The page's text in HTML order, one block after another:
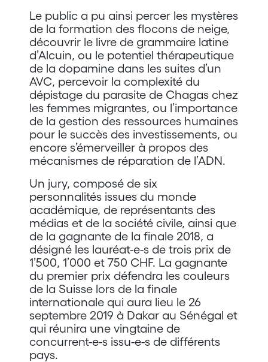
Le public a pu ainsi percer les mystères
de la formation des flocons de neige,
découvrir le livre de grammaire latine
d’Alcuin, ou le potentiel thérapeutique
de la dopamine dans les suites d’un
AVC, percevoir la complexité du
dépistage du parasite de Chagas chez
les femmes migrantes, ou l’importance
de la gestion des ressources humaines
pour le succès des investissements, ou
encore s’émerveiller à propos des
mécanismes de réparation de l’ADN.
Un jury, composé de six
personnalités issues du monde
académique, de représentants des
médias et de la société civile, ainsi que
de la gagnante de la finale 2018, a
désigné les lauréat-e-s de trois prix de
1’500, 1’000 et 750 CHF. La gagnante
du premier prix défendra les couleurs
de la Suisse lors de la finale
internationale qui aura lieu le 26
septembre 2019 à Dakar au Sénégal et
qui réunira une vingtaine de
concurrent-e-s issu-e-s de différents
pays.